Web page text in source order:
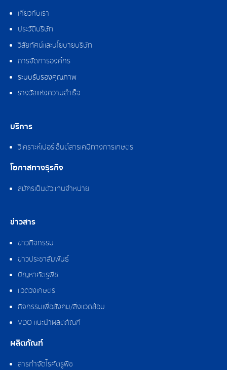
เกี่ยวกับเรา
ประวัติบริษัท
วิสัยทัศน์และนโยบายบริษัท
การจัดการองค์กร
ระบบรับรองคุณภาพ
รางวัลแห่งความสำเร็จ
บริการ
วิเคราะห์เปอร์เซ็นต์สารเคมีทางการเกษตร
โอกาสทางธุรกิจ
สมัครเป็นตัวแทนจำหน่าย
ข่าวสาร
ข่าวกิจกรรม
ข่าวประชาสัมพันธ์
ปัญหาศัตรูพืช
แวดวงเกษตร
กิจกรรมเพื่อสังคม/สิ่งแวดล้อม
VDO แนะนำผลิตภัณฑ์
ผลิตภัณฑ์
สารกำจัดไรศัตรูพืช